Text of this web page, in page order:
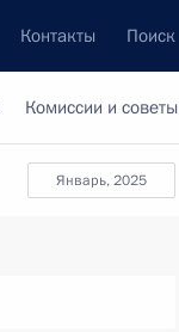
Контакты Поиск
Комиссии и советы
январь, 2025